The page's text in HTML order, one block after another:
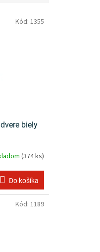
biely
(374 ks)
Do košíka
Kód: 1355
Kód: 1189